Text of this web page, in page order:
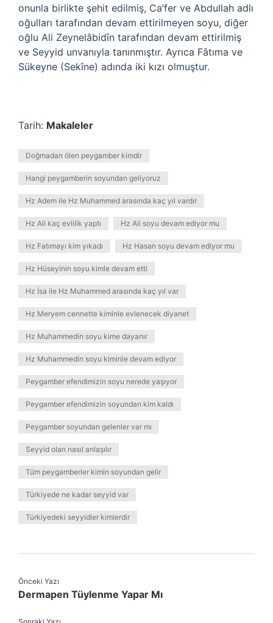
onunla birlikte şehit edilmiş, Ca’fer ve Abdullah adlı
oğulları tarafından devam ettirilmeyen soyu, diğer
oğlu Ali Zeynelâbidîn tarafından devam ettirilmiş
ve Seyyid unvanıyla tanınmıştır. Ayrıca Fâtıma ve
Sükeyne (Sekîne) adında iki kızı olmuştur.
Tarih: Makaleler
Doğmadan ölen peygamber kimdir
Hangi peygamberin soyundan geliyoruz
Hz Adem ile Hz Muhammed arasında kaç yıl vardır
Hz Ali kaç evlilik yaptı Hz Ali soyu devam ediyor mu
Hz Fatımayı kim yıkadı Hz Hasan soyu devam ediyor mu
Hz Hüseyinin soyu kimle devam etti
Hz İsa ile Hz Muhammed arasında kaç yıl var
Hz Meryem cennette kiminle evlenecek diyanet
Hz Muhammedin soyu kime dayanır
Hz Muhammedin soyu kiminle devam ediyor
Peygamber efendimizin soyu nerede yaşıyor
Peygamber efendimizin soyundan kim kaldı
Peygamber soyundan gelenler var mı
Seyyid olan nasıl anlaşılır
Tüm peygamberler kimin soyundan gelir
Türkiyede ne kadar seyyid var
Türkiyedeki seyyidler kimlerdir
Önceki Yazı
Dermapen Tüylenme Yapar Mı